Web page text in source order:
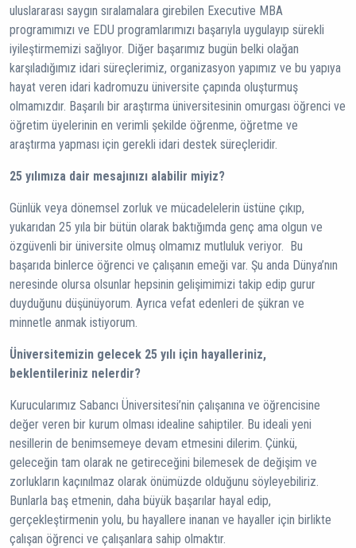
uluslararası saygın sıralamalara girebilen Executive MBA
programımızı ve EDU programlarımızı başarıyla uygulayıp sürekli
iyileştirmemizi sağlıyor. Diğer başarımız bugün belki olağan
karşıladığımız idari süreçlerimiz, organizasyon yapımız ve bu yapıya
hayat veren idari kadromuzu üniversite çapında oluşturmuş
olmamızdır. Başarılı bir araştırma üniversitesinin omurgası öğrenci ve
öğretim üyelerinin en verimli şekilde öğrenme, öğretme ve
araştırma yapması için gerekli idari destek süreçleridir.
25 yılımıza dair mesajınızı alabilir miyiz?
Günlük veya dönemsel zorluk ve mücadelelerin üstüne çıkıp,
yukarıdan 25 yıla bir bütün olarak baktığımda genç ama olgun ve
özgüvenli bir üniversite olmuş olmamız mutluluk veriyor. Bu
başarıda binlerce öğrenci ve çalışanın emeği var. Şu anda Dünya’nın
neresinde olursa olsunlar hepsinin gelişimimizi takip edip gurur
duyduğunu düşünüyorum. Ayrıca vefat edenleri de şükran ve
minnetle anmak istiyorum.
Üniversitemizin gelecek 25 yılı için hayalleriniz,
beklentileriniz nelerdir?
Kurucularımız Sabancı Üniversitesi’nin çalışanına ve öğrencisine
değer veren bir kurum olması idealine sahiptiler. Bu ideali yeni
nesillerin de benimsemeye devam etmesini dilerim. Çünkü,
geleceğin tam olarak ne getireceğini bilemesek de değişim ve
zorlukların kaçınılmaz olarak önümüzde olduğunu söyleyebiliriz.
Bunlarla baş etmenin, daha büyük başarılar hayal edip,
gerçekleştirmenin yolu, bu hayallere inanan ve hayaller için birlikte
çalışan öğrenci ve çalışanlara sahip olmaktır.